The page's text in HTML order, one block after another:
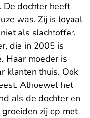
De dochter heeft
was. Zij is loyaal
als slachtoffer.
die in 2005 is
Haar moeder is
klanten thuis. Ook
Alhoewel het
als de dochter en
zij op met